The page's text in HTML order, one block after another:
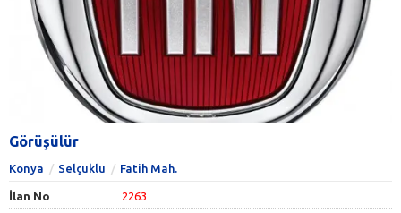
Görüşülür
Konya Selçuklu Fatih Mah.
İlan No
2263